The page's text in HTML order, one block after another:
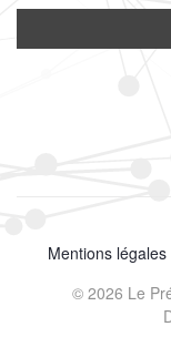
Mentions légales
© 2026 Le